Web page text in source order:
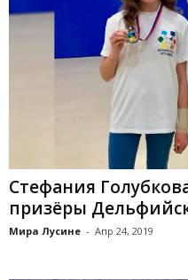
Стефания
призёры
Мира Лусине - Апр 24, 2019